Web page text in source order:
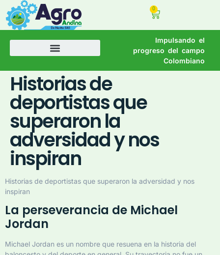
0
Impulsando el
progreso del campo
Colombiano
Historias de
deportistas que
superaron la
adversidad y nos
inspiran
Historias de deportistas que superaron la adversidad y nos
inspiran
La perseverancia de Michael
Jordan
Michael Jordan es un nombre que resuena en la historia del